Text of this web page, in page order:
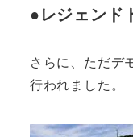
●レジェンド
さらに、ただデ
行われました。